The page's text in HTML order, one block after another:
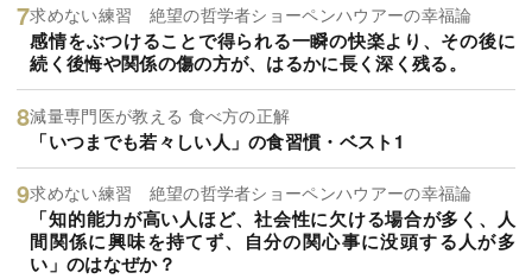
求めない練習 絶望の哲学者ショーペンハウアーの幸福論
感情をぶつけることで得られる一瞬の快楽より、その後に
続く後悔や関係の傷の方が、はるかに長く深く残る。
減量専門医が教える 食べ方の正解
「いつまでも若々しい人」の食習慣・ベスト1
求めない練習 絶望の哲学者ショーペンハウアーの幸福論
「知的能力が高い人ほど、社会性に欠ける場合が多く、人
間関係に興味を持てず、自分の関心事に没頭する人が多
い」のはなぜか？